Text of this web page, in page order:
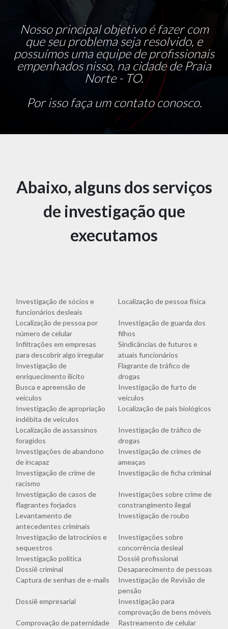
Nosso principal objetivo é fazer com
que seu problema seja resolvido, e
possuímos uma equipe de profissionais
empenhados nisso, na cidade de Praia
Norte - TO.
Por isso faça um contato conosco.
Abaixo, alguns dos serviços
de investigação que
executamos
Investigação de sócios e
funcionários desleais
Localização de pessoa física
Localização de pessoa por
número de celular
Investigação de guarda dos
filhos
Infiltrações em empresas
para descobrir algo irregular
Sindicâncias de futuros e
atuais funcionários
Investigação de
enriquecimento ilícito
Flagrante de tráfico de
drogas
Busca e apreensão de
veículos
Investigação de furto de
veículos
Investigação de apropriação
indébita de veículos
Localização de pais biológicos
Localização de assassinos
foragidos
Investigação de tráfico de
drogas
Investigações de abandono
de incapaz
Investigação de crimes de
ameaças
Investigação de crime de
racismo
Investigação de ficha criminal
Investigação de casos de
flagrantes forjados
Investigações sobre crime de
constrangimento ilegal
Levantamento de
antecedentes criminais
Investigação de roubo
Investigação de latrocínios e
sequestros
Investigações sobre
concorrência desleal
Investigação política
Dossiê profissional
Dossiê criminal
Desaparecimento de pessoas
Captura de senhas de e-mails
Investigação de Revisão de
pensão
Dossiê empresarial
Investigação para
comprovação de bens móveis
Comprovação de paternidade
Rastreamento de celular